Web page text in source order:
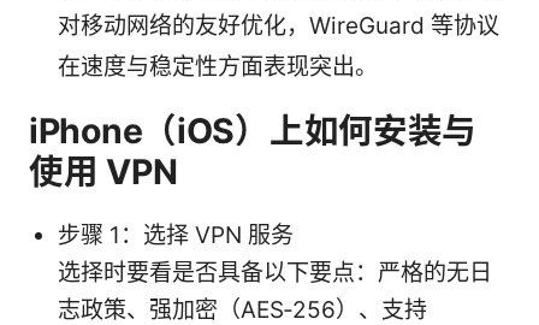
对移动网络的友好优化，WireGuard 等协议
在速度与稳定性方面表现突出。
iPhone（iOS）上如何安装与
使用 VPN
步骤 1：选择 VPN 服务
选择时要看是否具备以下要点：严格的无日
志政策、强加密（AES‑256）、支持